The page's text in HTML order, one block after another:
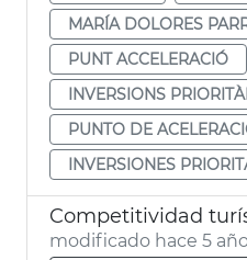
MARÍA DOLORES
PUNT ACCELERACIÓ
INVERSIONS
PUNTO DE
INVERSIONES
Competitividad
modificado hace 5